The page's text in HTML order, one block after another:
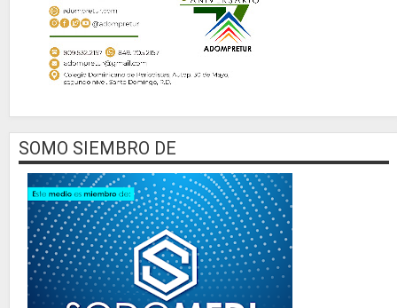
SOMO SIEMBRO DE